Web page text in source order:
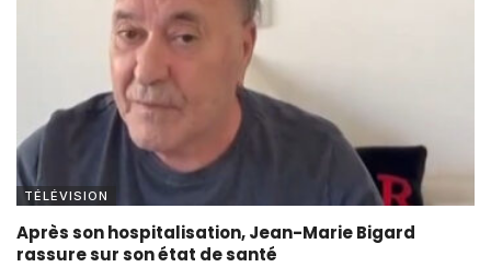
TÉLÉVISION
Après son hospitalisation, Jean-Marie Bigard
rassure sur son état de santé